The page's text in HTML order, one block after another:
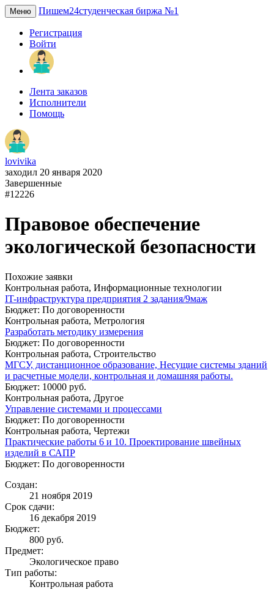
Меню Пишем24студенческая биржа №1
Регистрация
Войти
Лента заказов
Исполнители
Помощь
lovivika
заходил 20 января 2020
Завершенные
#12226
Правовое обеспечение
экологической безопасности
Похожие заявки
Контрольная работа, Информационные технологии
IT-инфраструктура предприятия 2 задания/9маж
Бюджет: По договоренности
Контрольная работа, Метрология
Разработать методику измерения
Бюджет: По договоренности
Контрольная работа, Строительство
МГСУ, дистанционное образование, Несущие системы зданий
и расчетные модели, контрольная и домашняя работы.
Бюджет: 10000 руб.
Контрольная работа, Другое
Управление системами и процессами
Бюджет: По договоренности
Контрольная работа, Чертежи
Практические работы 6 и 10. Проектирование швейных
изделий в САПР
Бюджет: По договоренности
Создан:
21 ноября 2019
Срок сдачи:
16 декабря 2019
Бюджет:
800 руб.
Предмет:
Экологическое право
Тип работы:
Контрольная работа